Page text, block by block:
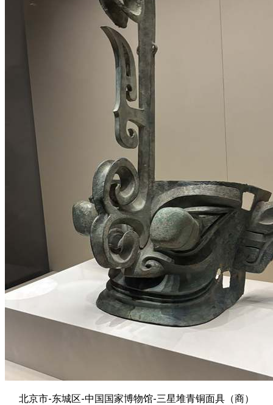
北京市-东城区-中国国家博物馆-三星堆青铜面具（商）